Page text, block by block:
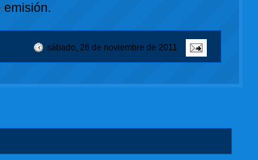
emisión.
sábado, 26 de noviembre de 2011